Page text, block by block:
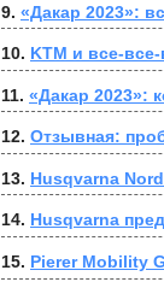
9. «Дакар 2023»:
10. KTM и все-
11. «Дакар 2023»:
12. Отзывная:
13. Husqvarna
14. Husqvarna
15. Pierer Mobility